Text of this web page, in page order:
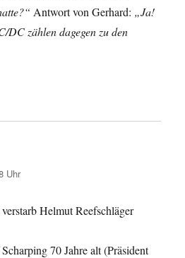
Antwort von Gerhard: „Ja!
DC zählen dagegen zu den
Uhr
Helmut Reefschläger
70 Jahre alt (Präsident